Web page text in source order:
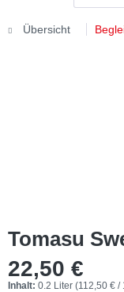
Übersicht
Tomasu
22,50 €
Inhalt: 0.2 Liter (112,50 € /